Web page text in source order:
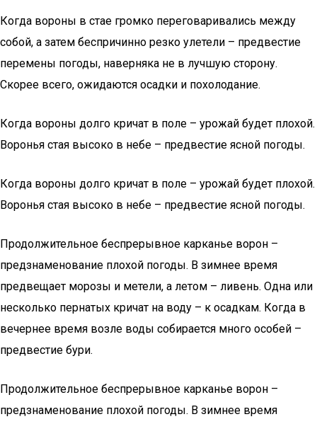
Когда вороны в стае громко переговаривались между
собой, а затем беспричинно резко улетели – предвестие
перемены погоды, наверняка не в лучшую сторону.
Скорее всего, ожидаются осадки и похолодание.
Когда вороны долго кричат в поле – урожай будет плохой.
Воронья стая высоко в небе – предвестие ясной погоды.
Когда вороны долго кричат в поле – урожай будет плохой.
Воронья стая высоко в небе – предвестие ясной погоды.
Продолжительное беспрерывное карканье ворон –
предзнаменование плохой погоды. В зимнее время
предвещает морозы и метели, а летом – ливень. Одна или
несколько пернатых кричат на воду – к осадкам. Когда в
вечернее время возле воды собирается много особей –
предвестие бури.
Продолжительное беспрерывное карканье ворон –
предзнаменование плохой погоды. В зимнее время